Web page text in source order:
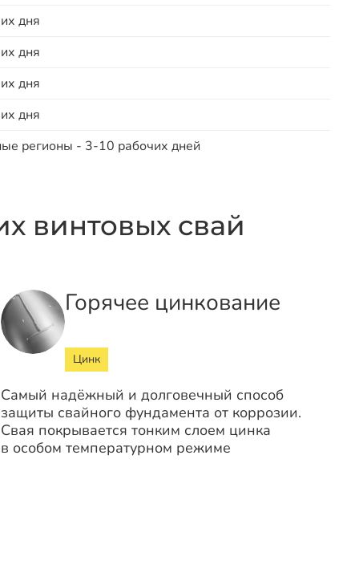
дня
дня
дня
дня
регионы - 3-10 рабочих дней
винтовых свай
Горячее цинкование
Цинк
Самый надёжный и долговечный способ
защиты свайного фундамента от коррозии.
Свая покрывается тонким слоем цинка
в особом температурном режиме